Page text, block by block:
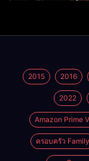
2015 2016
2022
Amazon Prime
ครอบครัว Family